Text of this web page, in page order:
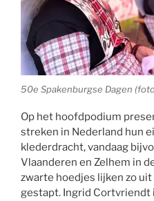
50e Spakenburgse Dagen
Op het hoofdpodium
streken in Nederland hun
klederdracht, vandaag
Vlaanderen en Zelhem in
zwarte hoedjes lijken zo
gestapt. Ingrid Cortvriendt